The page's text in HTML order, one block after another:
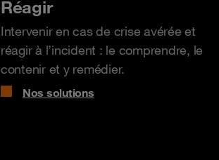
Réagir
Intervenir en cas de crise avérée et
réagir à l’incident : le comprendre, le
contenir et y remédier.
Nos solutions